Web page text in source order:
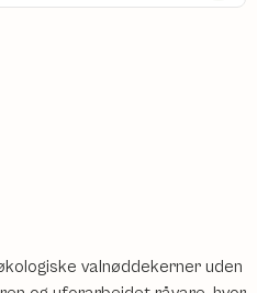
valnøddekerner uden